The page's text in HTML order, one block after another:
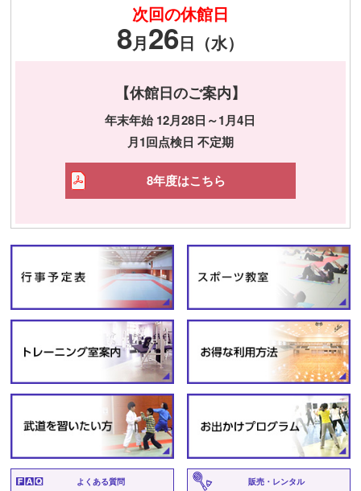
次回の休館日
8月26日（水）
【休館日のご案内】
年末年始 12月28日～1月4日
月1回点検日 不定期
8年度はこちら
よくある質問 販売・レンタル